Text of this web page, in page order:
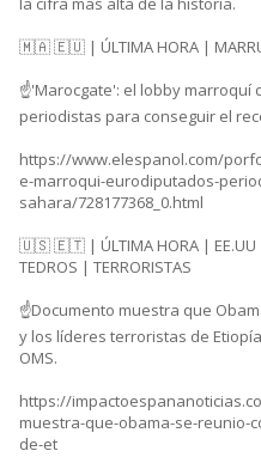
🇲🇦 🇪🇺 | ÚLTIMA HORA |
☝️'Marocgate': el lobby marroquí
periodistas para conseguir el
https://www.elespanol.com/
e-marroqui-eurodiputados-
sahara/728177368_0.html
🇺🇸 🇪🇹 | ÚLTIMA HORA | EE.UU |
TEDROS | TERRORISTAS
☝️Documento muestra que
y los líderes terroristas de
OMS.
https://
muestra-que-obama-se-reunio-
de-et